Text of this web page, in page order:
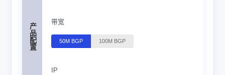
产品配置
带宽
50M BGP 100M BGP
IP